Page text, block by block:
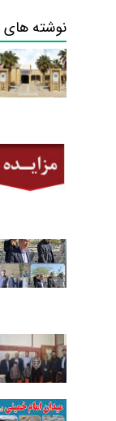
نوشته های